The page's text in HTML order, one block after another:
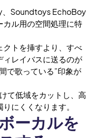
、Soundtoys EchoBoy
ル用の空間処理に特
クトを挿すより、すべ
レイバスに送るのが
で歌っている”印象が
て低域をカットし、高
にくくなります。
ーカルを